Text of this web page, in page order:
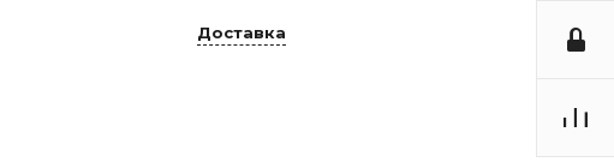
Доставка